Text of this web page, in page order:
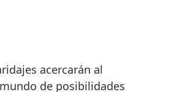
acercarán al
de posibilidades